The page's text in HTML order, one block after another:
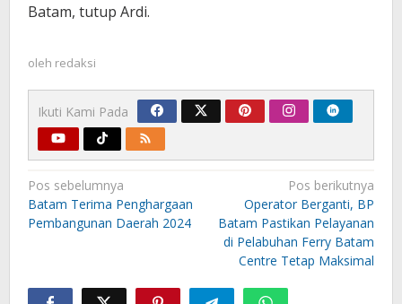
Batam, tutup Ardi.
oleh redaksi
Ikuti Kami Pada
Navigasi
pos
Pos sebelumnya
Batam Terima Penghargaan
Pembangunan Daerah 2024
Pos berikutnya
Operator Berganti, BP
Batam Pastikan Pelayanan
di Pelabuhan Ferry Batam
Centre Tetap Maksimal